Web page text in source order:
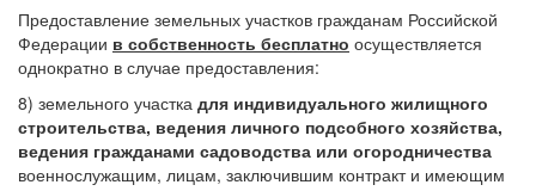
Предоставление земельных участков гражданам Российской
Федерации в собственность бесплатно осуществляется
однократно в случае предоставления:
8) земельного участка для индивидуального жилищного
строительства, ведения личного подсобного хозяйства,
ведения гражданами садоводства или огородничества
военнослужащим, лицам, заключившим контракт и имеющим